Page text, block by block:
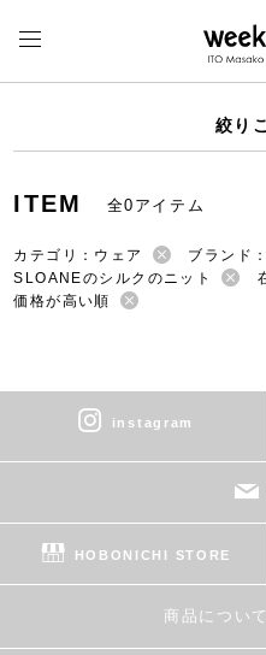
絞り
ITEM 全0アイテム
カテゴリ：ウェア
ブランド
SLOANEのシルクのニット
価格が高い順
instagram
HOBONICHI STORE
商品につい